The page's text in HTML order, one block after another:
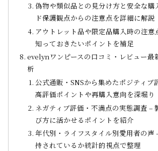
偽物や類似品との見分け方と安全な購
ド保護観点からの注意点を詳細に解説
アウトレット品や限定品購入時の注意
知っておきたいポイントを補足
evelynワンピースの口コミ・レビュー最
析
公式通販・SNSから集めたポジティブ
高評価ポイントや再購入意向を深堀り
ネガティブ評価・不満点の実態調査 –
び方に活かせるポイントを紹介
年代別・ライフスタイル別愛用者の声
持されているか統計的視点で整理